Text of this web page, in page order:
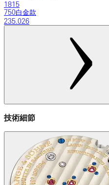
1815
750白金款
235.026
技術細節